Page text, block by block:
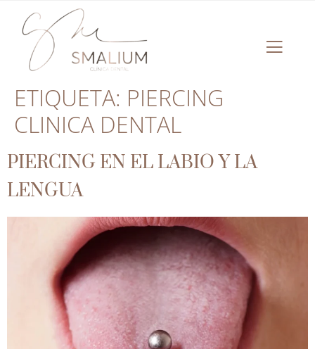
ETIQUETA: PIERCING
CLINICA DENTAL
PIERCING EN EL LABIO Y LA
LENGUA